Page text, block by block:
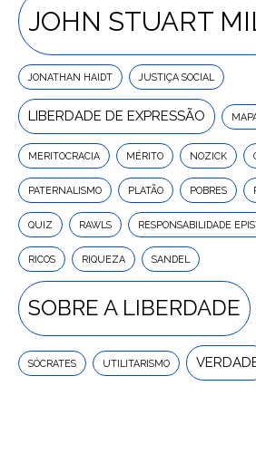
JOHN STUART
JONATHAN HAIDT JUSTIÇA SOCIAL
LIBERDADE DE EXPRESSÃO
MERITOCRACIA MÉRITO NOZICK
PATERNALISMO PLATÃO POBRES
QUIZ RAWLS RESPONSABILIDADE
RICOS RIQUEZA SANDEL
SOBRE A LIBERDADE
SÓCRATES UTILITARISMO